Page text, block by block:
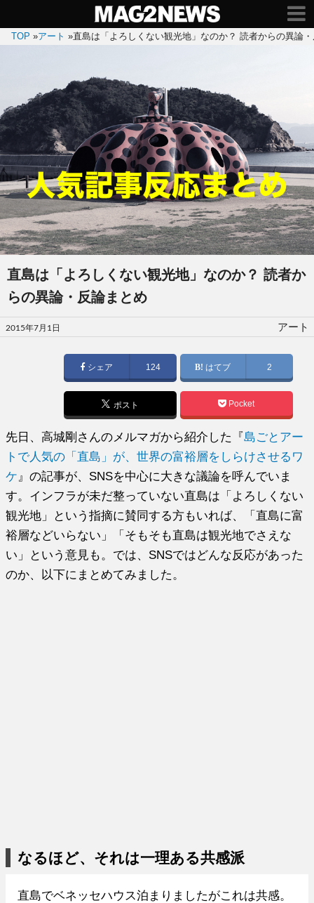
TOP »アート »直島は「よろしくない観光地」なのか？ 読者からの異論
直島は「よろしくない観光地」なのか？ 読者か
らの異論・反論まとめ
投
稿
2015年7月1日 アート
シェア 124 はてブ 2
ポスト Pocket
先日、高城剛さんのメルマガから紹介した『島ごとアー
トで人気の「直島」が、世界の富裕層をしらけさせるワ
ケ 』の記事が、SNSを中心に大きな議論を呼んでいま
す。インフラが未だ整っていない直島は「よろしくない
観光地」という指摘に賛同する方もいれば、「直島に富
裕層などいらない」「そもそも直島は観光地でさえな
い」という意見も。では、SNSではどんな反応があった
のか、以下にまとめてみました。
なるほど、それは一理ある共感派
直島でベネッセハウス泊まりましたがこれは共感。